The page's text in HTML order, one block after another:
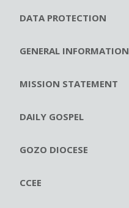
DATA PROTECTION
GENERAL INFORMATION
MISSION STATEMENT
DAILY GOSPEL
GOZO DIOCESE
CCEE